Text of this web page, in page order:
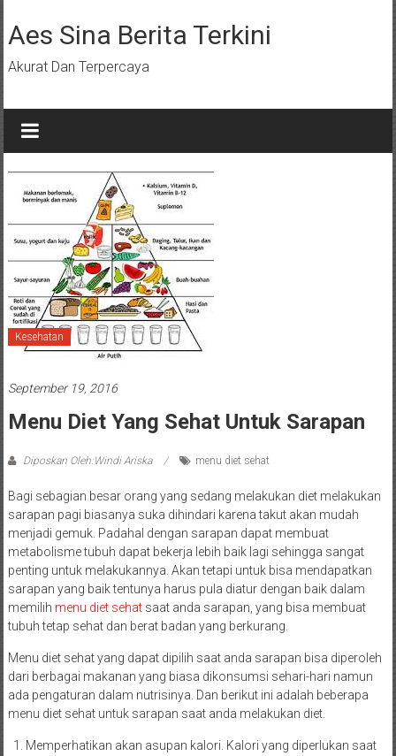
ke
konten
Aes Sina Berita Terkini
Akurat Dan Terpercaya
Kesehatan
September 19, 2016
Menu Diet Yang Sehat Untuk Sarapan
Diposkan Oleh:Windi Ariska menu diet sehat
Bagi sebagian besar orang yang sedang melakukan diet melakukan
sarapan pagi biasanya suka dihindari karena takut akan mudah
menjadi gemuk. Padahal dengan sarapan dapat membuat
metabolisme tubuh dapat bekerja lebih baik lagi sehingga sangat
penting untuk melakukannya. Akan tetapi untuk bisa mendapatkan
sarapan yang baik tentunya harus pula diatur dengan baik dalam
memilih menu diet sehatsaat anda sarapan, yang bisa membuat
tubuh tetap sehat dan berat badan yang berkurang.
Menu diet sehat yang dapat dipilih saat anda sarapan bisa diperoleh
dari berbagai makanan yang biasa dikonsumsi sehari-hari namun
ada pengaturan dalam nutrisinya. Dan berikut ini adalah beberapa
menu diet sehat untuk sarapan saat anda melakukan diet.
Memperhatikan akan asupan kalori. Kalori yang diperlukan saat